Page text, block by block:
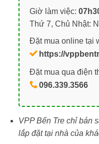
Giờ làm việc:
Thứ 7, Chủ Nhật:
Đặt mua online tại
https://
Đặt mua qua điện
096.339.3566
VPP Bến Tre chỉ bán
lắp đặt tại nhà của